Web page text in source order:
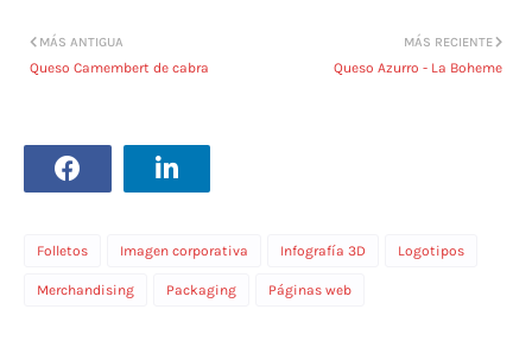
MÁS RECIENTE
Queso Azurro - La Boheme
MÁS ANTIGUA
Queso Camembert de cabra
Folletos Imagen corporativa Infografía 3D Logotipos
Merchandising Packaging Páginas web